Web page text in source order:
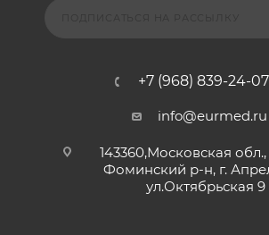
+7 (968) 839-24-07
info@eurmed.ru
143360,Московская
Фоминский р-н, г.
ул.Октябрьская 9